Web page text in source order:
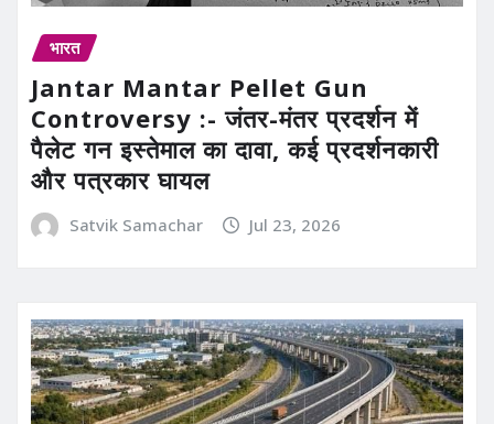
भारत
Jantar Mantar Pellet Gun
Controversy :- जंतर-मंतर प्रदर्शन में
पैलेट गन इस्तेमाल का दावा, कई प्रदर्शनकारी
और पत्रकार घायल
Satvik Samachar Jul 23, 2026